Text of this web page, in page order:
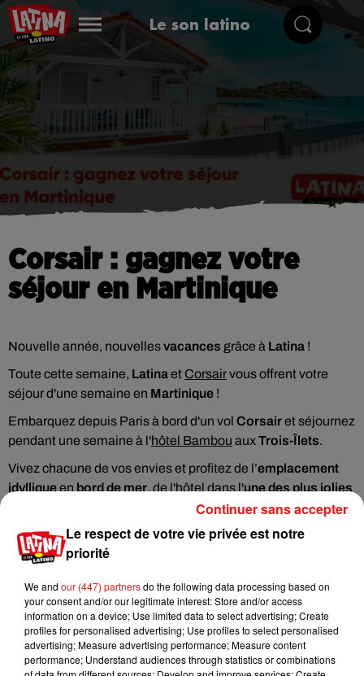
Le son latino
Corsair : gagnez votre
séjour en Martinique
Nouvelle année, nouvellesvacances grâce à Latina !
Toute cette semaine, Latinaet Corsairvous offrent votre
séjour d'une semaine en Martinique !
Embarquez depuis Paris à bord d'un vol Corsairet séjournez
pendant une semaine à l'hôtel Bambou auxTrois-Îlets.
Vivez chacune de vos envies et profitez de l’emplacement
idylliqueen bord de mer, de l'hôtel dans l'une des plus jolies
Pourgagner vostre voyage,envoyez maintenantle mot
VOYAGE par SMS au
Consultez lerèglement de jeu et les conditions de participation.
La SASU Latina (384 161 667 RCS ORLEANS) traite les données recueillies
pour l’organisation de ses jeux concours, notamment pour l’enregistrement de
la participation et la délivrance des gains. Pour en savoir plus sur la gestion
Le respect de votre vie privée est notre
priorité
We and our (447) partnersdo the following data processing based on
your consent and/or our legitimate interest: Store and/or access
information on a device; Use limited data to select advertising; Create
profiles for personalised advertising; Use profiles to select personalised
advertising; Measure advertising performance; Measure content
performance; Understand audiences through statistics or combinations
Continuer sans accepter